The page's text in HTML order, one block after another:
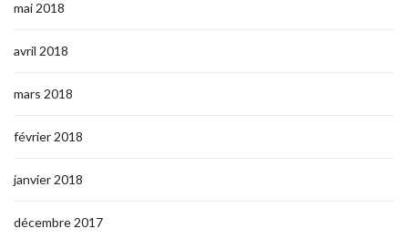
mai 2018
avril 2018
mars 2018
février 2018
janvier 2018
décembre 2017